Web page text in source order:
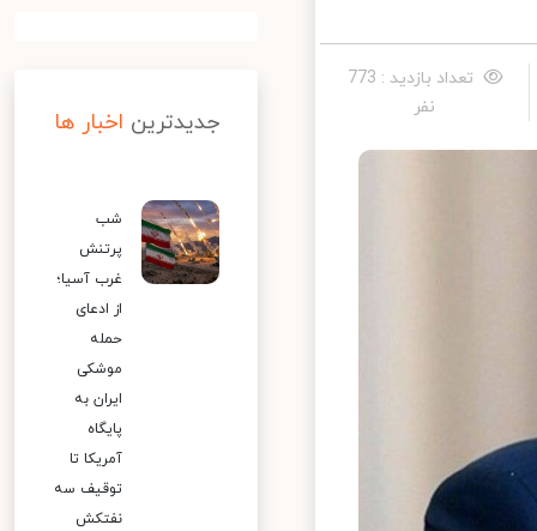
تعداد بازدید : 773
نفر
جدیدترین اخبار ها
شب
پرتنش
غرب آسیا؛
از ادعای
حمله
موشکی
ایران به
پایگاه
آمریکا تا
توقیف سه
نفتکش